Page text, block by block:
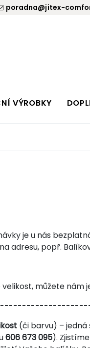
poradna@jitex-
VÝROBKY
je u nás
adresu, popř.
můžete nám
(či barvu) –
606 673 095).